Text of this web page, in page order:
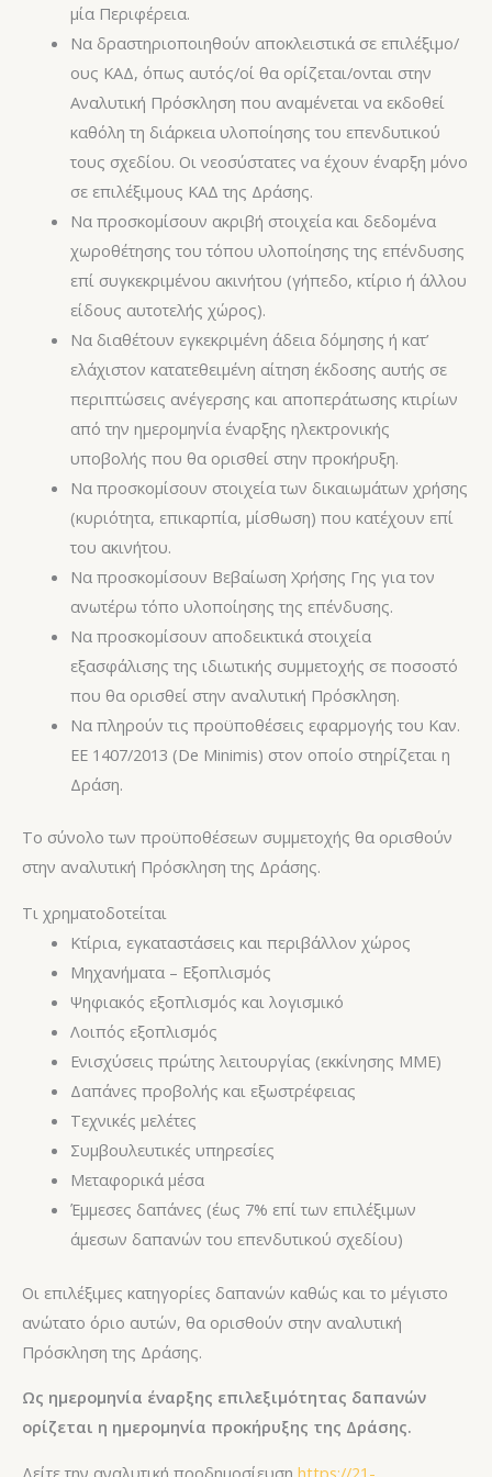
μία Περιφέρεια.
Να δραστηριοποιηθούν αποκλειστικά σε επιλέξιμο/
ους ΚΑΔ, όπως αυτός/οί θα ορίζεται/ονται στην
Αναλυτική Πρόσκληση που αναμένεται να εκδοθεί
καθόλη τη διάρκεια υλοποίησης του επενδυτικού
τους σχεδίου. Οι νεοσύστατες να έχουν έναρξη μόνο
σε επιλέξιμους ΚΑΔ της Δράσης.
Να προσκομίσουν ακριβή στοιχεία και δεδομένα
χωροθέτησης του τόπου υλοποίησης της επένδυσης
επί συγκεκριμένου ακινήτου (γήπεδο, κτίριο ή άλλου
είδους αυτοτελής χώρος).
Να διαθέτουν εγκεκριμένη άδεια δόμησης ή κατ’
ελάχιστον κατατεθειμένη αίτηση έκδοσης αυτής σε
περιπτώσεις ανέγερσης και αποπεράτωσης κτιρίων
από την ημερομηνία έναρξης ηλεκτρονικής
υποβολής που θα ορισθεί στην προκήρυξη.
Να προσκομίσουν στοιχεία των δικαιωμάτων χρήσης
(κυριότητα, επικαρπία, μίσθωση) που κατέχουν επί
του ακινήτου.
Να προσκομίσουν Βεβαίωση Χρήσης Γης για τον
ανωτέρω τόπο υλοποίησης της επένδυσης.
Να προσκομίσουν αποδεικτικά στοιχεία
εξασφάλισης της ιδιωτικής συμμετοχής σε ποσοστό
που θα ορισθεί στην αναλυτική Πρόσκληση.
Να πληρούν τις προϋποθέσεις εφαρμογής του Καν.
ΕΕ 1407/2013 (De Minimis) στον οποίο στηρίζεται η
Δράση.
Το σύνολο των προϋποθέσεων συμμετοχής θα ορισθούν
στην αναλυτική Πρόσκληση της Δράσης.
Τι χρηματοδοτείται
Κτίρια, εγκαταστάσεις και περιβάλλον χώρος
Μηχανήματα – Εξοπλισμός
Ψηφιακός εξοπλισμός και λογισμικό
Λοιπός εξοπλισμός
Ενισχύσεις πρώτης λειτουργίας (εκκίνησης ΜΜΕ)
Δαπάνες προβολής και εξωστρέφειας
Τεχνικές μελέτες
Συμβουλευτικές υπηρεσίες
Μεταφορικά μέσα
Έμμεσες δαπάνες (έως 7% επί των επιλέξιμων
άμεσων δαπανών του επενδυτικού σχεδίου)
Οι επιλέξιμες κατηγορίες δαπανών καθώς και το μέγιστο
ανώτατο όριο αυτών, θα ορισθούν στην αναλυτική
Πρόσκληση της Δράσης.
Ως ημερομηνία έναρξης επιλεξιμότητας δαπανών
ορίζεται η ημερομηνία προκήρυξης της Δράσης.